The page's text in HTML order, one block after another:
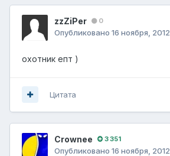
zzZiPer 0
Опубликовано 16 ноября, 2012
охотник епт )
Цитата
Crownee 3 351
Опубликовано 16 ноября, 2012